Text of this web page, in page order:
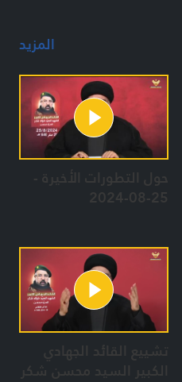
المزيد
حول التطورات الأخيرة -
25-08-2024
تشييع القائد الجهادي
الكبير السيد محسن شكر